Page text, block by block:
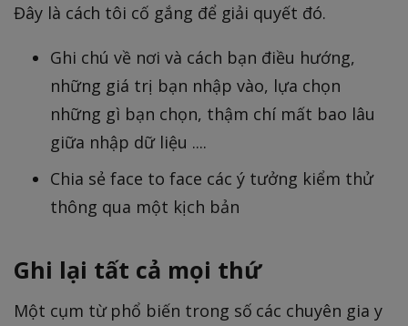
Đây là cách tôi cố gắng để giải quyết đó.
Ghi chú về nơi và cách bạn điều hướng,
những giá trị bạn nhập vào, lựa chọn
những gì bạn chọn, thậm chí mất bao lâu
giữa nhập dữ liệu ....
Chia sẻ face to face các ý tưởng kiểm thử
thông qua một kịch bản
Ghi lại tất cả mọi thứ
Một cụm từ phổ biến trong số các chuyên gia y